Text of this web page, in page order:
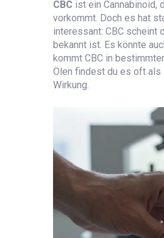
CBC ist ein Cannabinoid,
vorkommt. Doch es hat
interessant: CBC scheint
bekannt ist. Es könnte
kommt CBC in
Ölen findest du es oft als
Wirkung.